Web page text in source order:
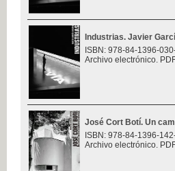
Industrias. Javier
ISBN: 978-84-1396-
Archivo electrónico.
José Cort Botí. Un
ISBN: 978-84-1396-
Archivo electrónico.